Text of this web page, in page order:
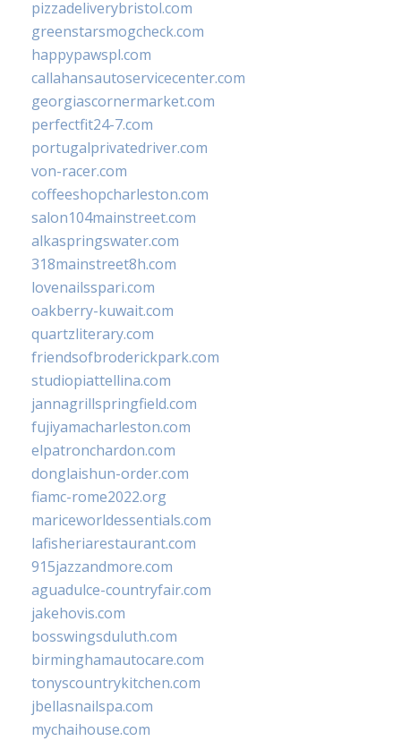
pizzadeliverybristol.com
greenstarsmogcheck.com
happypawspl.com
callahansautoservicecenter.com
georgiascornermarket.com
perfectfit24-7.com
portugalprivatedriver.com
von-racer.com
coffeeshopcharleston.com
salon104mainstreet.com
alkaspringswater.com
318mainstreet8h.com
lovenailsspari.com
oakberry-kuwait.com
quartzliterary.com
friendsofbroderickpark.com
studiopiattellina.com
jannagrillspringfield.com
fujiyamacharleston.com
elpatronchardon.com
donglaishun-order.com
fiamc-rome2022.org
mariceworldessentials.com
lafisheriarestaurant.com
915jazzandmore.com
aguadulce-countryfair.com
jakehovis.com
bosswingsduluth.com
birminghamautocare.com
tonyscountrykitchen.com
jbellasnailspa.com
mychaihouse.com